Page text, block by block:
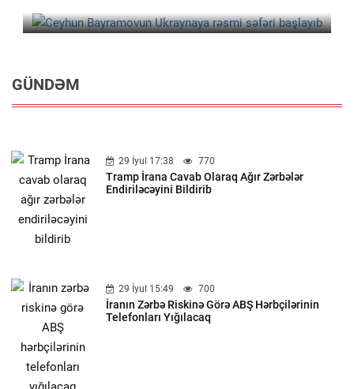
GÜNDƏM
29 İyul 17:38 770
Tramp İrana Cavab Olaraq Ağır Zərbələr
Endiriləcəyini Bildirib
29 İyul 15:49 700
İranın Zərbə Riskinə Görə ABŞ Hərbçilərinin
Telefonları Yığılacaq